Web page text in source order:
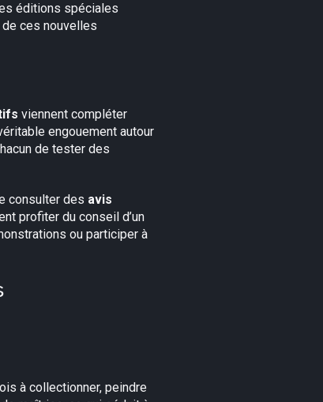
éditions spéciales
ces nouvelles
viennent compléter
engouement autour
de tester des
consulter des avis
profiter du conseil d’un
ou participer à
à collectionner, peindre